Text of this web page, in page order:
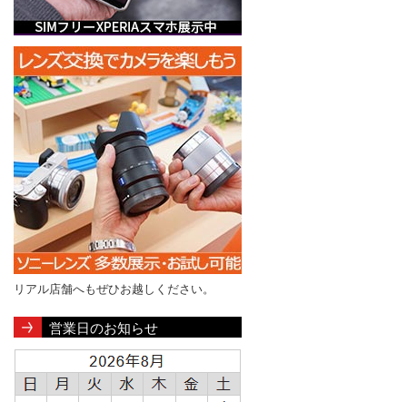
リアル店舗へもぜひお越しください。
営業日のお知らせ